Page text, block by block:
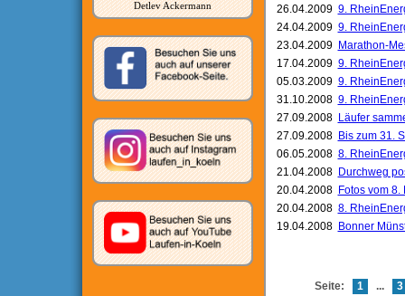
Detlev Ackermann
26.04.2009 9.
24.04.2009 9.
23.04.2009
Marathon-
17.04.2009 9.
05.03.2009 9.
31.10.2008 9.
27.09.2008
Läufer
27.09.2008
Bis zum 31.
06.05.2008 8.
21.04.2008
Durchweg
20.04.2008
Fotos vom
20.04.2008 8.
19.04.2008
Bonner
Seite: 1 ... 3